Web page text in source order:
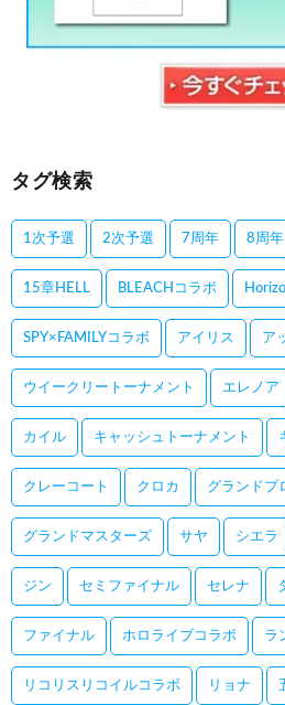
タグ検索
1次予選 2次予選 7周年 8周年
15章HELL BLEACHコラボ
SPY×FAMILYコラボ アイリス ア
ウイークリートーナメント エレノア
カイル キャッシュトーナメント
クレーコート クロカ グランドプ
グランドマスターズ サヤ シエラ
ジン セミファイナル セレナ
ファイナル ホロライブコラボ ラ
リコリスリコイルコラボ リョナ